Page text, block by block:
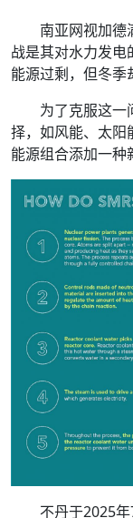
南亚网视加德
战是其对水力发
能源过剩，但冬季
为了克服这一
择，如风能、太阳
能源组合添加一种
不丹于2025